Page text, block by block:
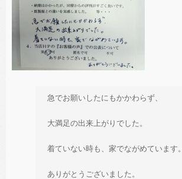
急でお願いしたにもかかわらず、
大満足の出来上がりでした。
着ていない時も、家でながめています。
ありがとうございました。